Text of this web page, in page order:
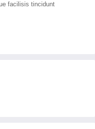
facilisis tincidunt